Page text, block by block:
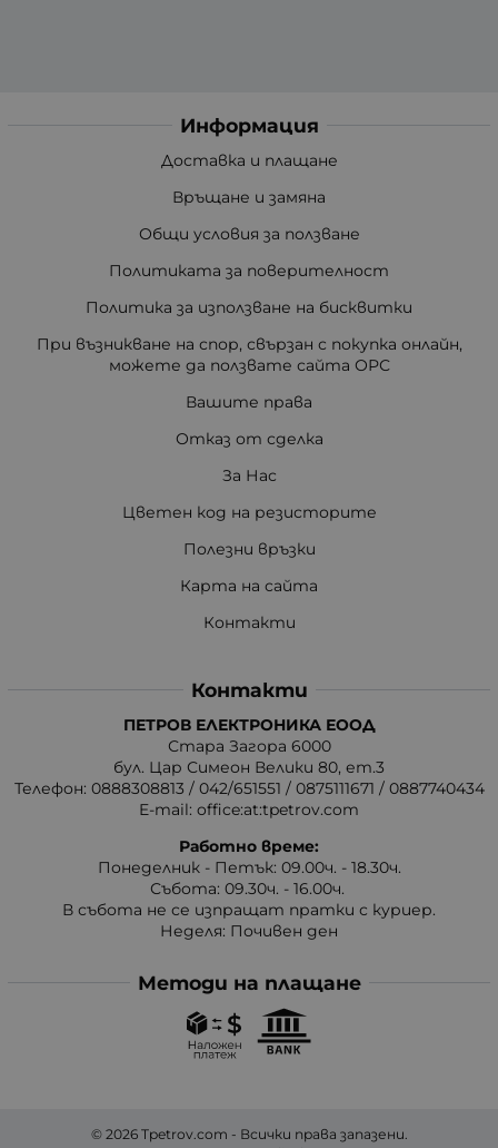
Информация
Доставка и плащане
Връщане и замяна
Общи условия за ползване
Политиката за поверителност
Политика за използване на бисквитки
При възникване на спор, свързан с покупка онлайн,
можете да ползвате сайта ОРС
Вашите права
Отказ от сделка
За Нас
Цветен код на резисторите
Полезни връзки
Карта на сайта
Контакти
Контакти
ПЕТРОВ ЕЛЕКТРОНИКА ЕООД
Стара Загора 6000
бул. Цар Симеон Велики 80, ет.3
Телефон: 0888308813 / 042/651551 / 0875111671 / 0887740434
E-mail: office:at:tpetrov.com
Работно време:
Понеделник - Петък: 09.00ч. - 18.30ч.
Събота: 09.30ч. - 16.00ч.
В събота не се изпращат пратки с куриер.
Неделя: Почивен ден
Методи на плащане
© 2026 Tpetrov.com - Всички права запазени.